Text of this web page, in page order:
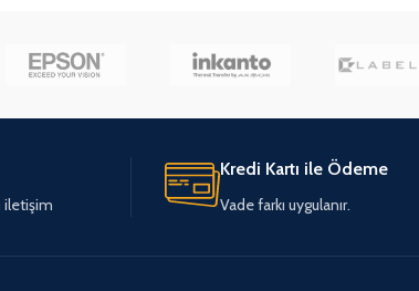
iletişim
Kredi Kartı ile Ödeme
Vade farkı uygulanır.